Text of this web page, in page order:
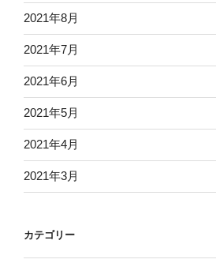
2021年8月
2021年7月
2021年6月
2021年5月
2021年4月
2021年3月
カテゴリー